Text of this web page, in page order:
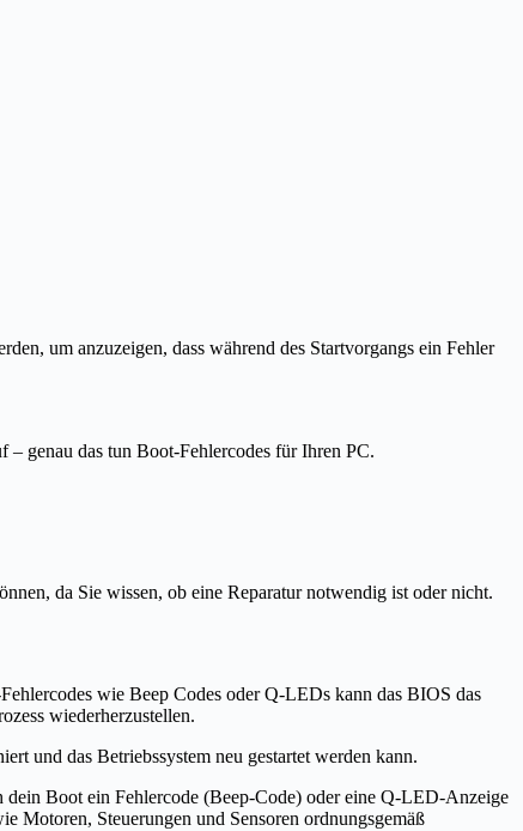
um anzuzeigen, dass während des Startvorgangs ein Fehler
genau das tun Boot-Fehlercodes für Ihren PC.
da Sie wissen, ob eine Reparatur notwendig ist oder nicht.
wie Beep Codes oder Q-LEDs kann das BIOS das
wiederherzustellen.
und das Betriebssystem neu gestartet werden kann.
Boot ein Fehlercode (Beep-Code) oder eine Q-LED-Anzeige
Motoren, Steuerungen und Sensoren ordnungsgemäß